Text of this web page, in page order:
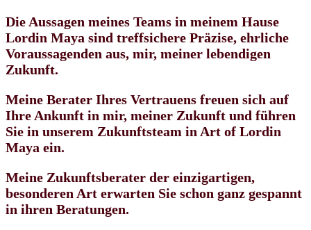
Die Aussagen meines Teams in meinem Hause
Lordin Maya sind treffsichere Präzise, ehrliche
Voraussagenden aus, mir, meiner lebendigen
Zukunft.
Meine Berater Ihres Vertrauens freuen sich auf
Ihre Ankunft in mir, meiner Zukunft und führen
Sie in unserem Zukunftsteam in Art of Lordin
Maya ein.
Meine Zukunftsberater der einzigartigen,
besonderen Art erwarten Sie schon ganz gespannt
in ihren Beratungen.